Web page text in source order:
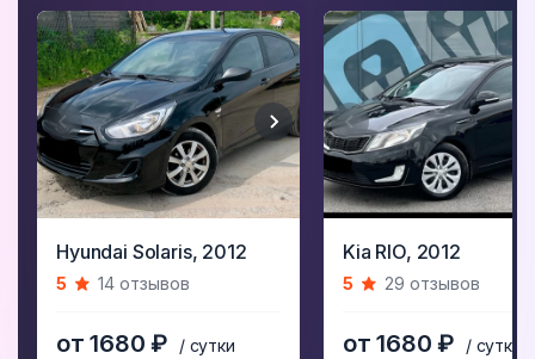
Hyundai Solaris, 2012
5 14 отзывов
от 1680 ₽ / сутки
Kia RIO, 2012
5 29 отзывов
от 1680 ₽ / сутки